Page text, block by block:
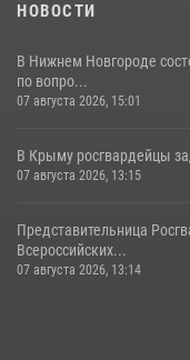
НОВОСТИ
В Нижнем Новгороде
по вопро...
07 августа 2026, 15:01
В Крыму росгвардейцы
07 августа 2026, 13:15
Представительница
Всероссийских...
07 августа 2026, 13:14